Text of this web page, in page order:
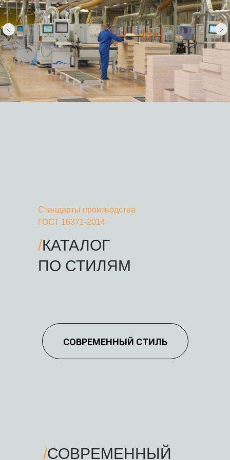
/КАТАЛОГ
ПО СТИЛЯМ
Стандарты производства
ГОСТ 16371-2014
СОВРЕМЕННЫЙ СТИЛЬ
/СОВРЕМЕННЫЙ